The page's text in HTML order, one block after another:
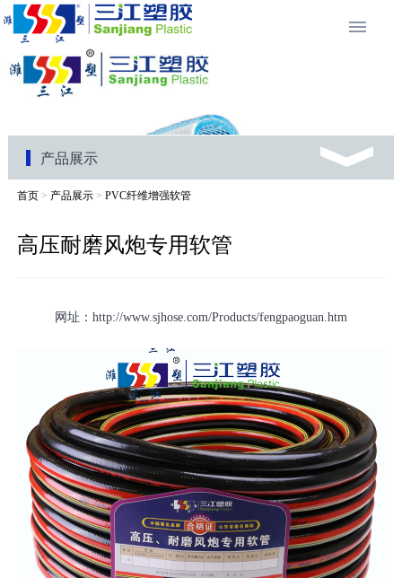
产品展示
首页> 产品展示> PVC纤维增强软管
高压耐磨风炮专用软管
网址：http://www.sjhose.com/Products/fengpaoguan.htm